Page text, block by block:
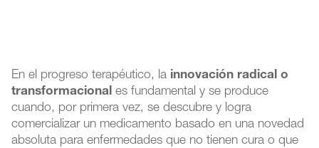
En el progreso terapéutico, la innovación radical o
transformacional es fundamental y se produce
cuando, por primera vez, se descubre y logra
comercializar un medicamento basado en una novedad
absoluta para enfermedades que no tienen cura o que